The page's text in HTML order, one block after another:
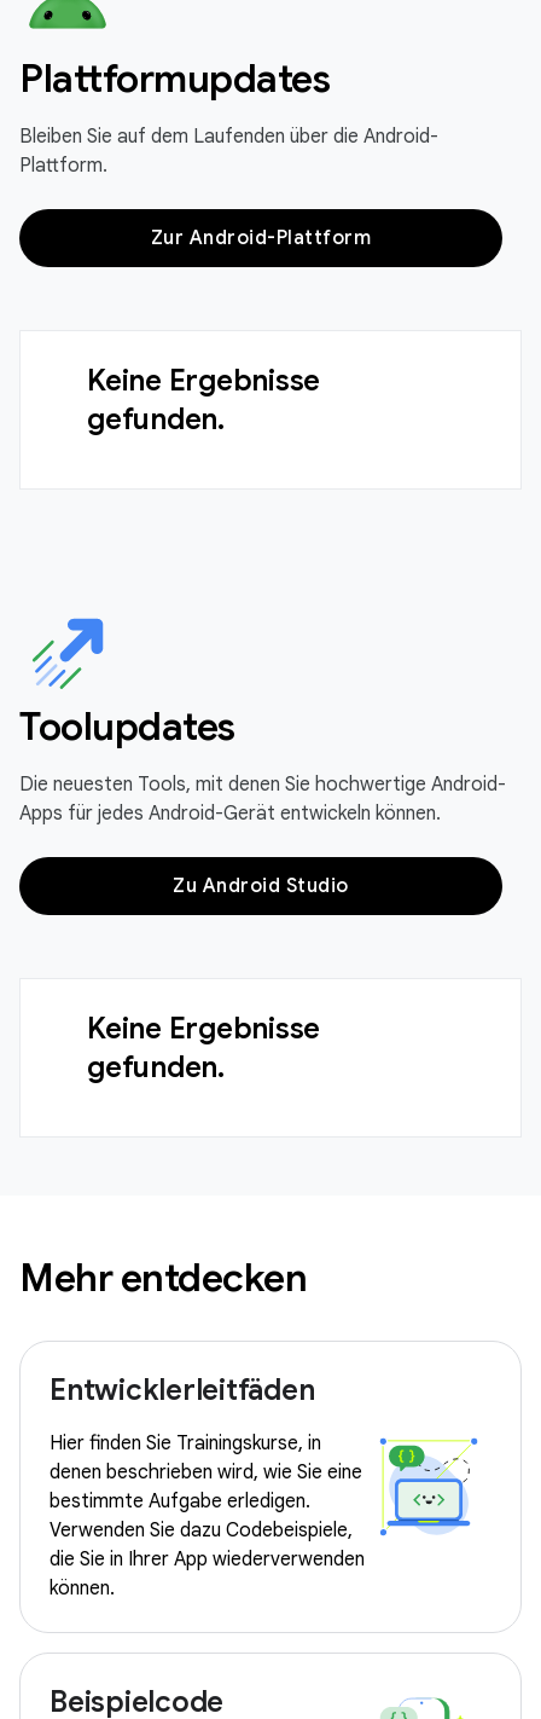
Plattformupdates
Bleiben Sie auf dem Laufenden über die Android-
Plattform.
Zur Android-Plattform
Keine Ergebnisse
gefunden.
Toolupdates
Die neuesten Tools, mit denen Sie hochwertige Android-
Apps für jedes Android-Gerät entwickeln können.
Zu Android Studio
Keine Ergebnisse
gefunden.
Mehr entdecken
Entwicklerleitfäden
Hier finden Sie Trainingskurse, in
denen beschrieben wird, wie Sie eine
bestimmte Aufgabe erledigen.
Verwenden Sie dazu Codebeispiele,
die Sie in Ihrer App wiederverwenden
können.
Beispielcode